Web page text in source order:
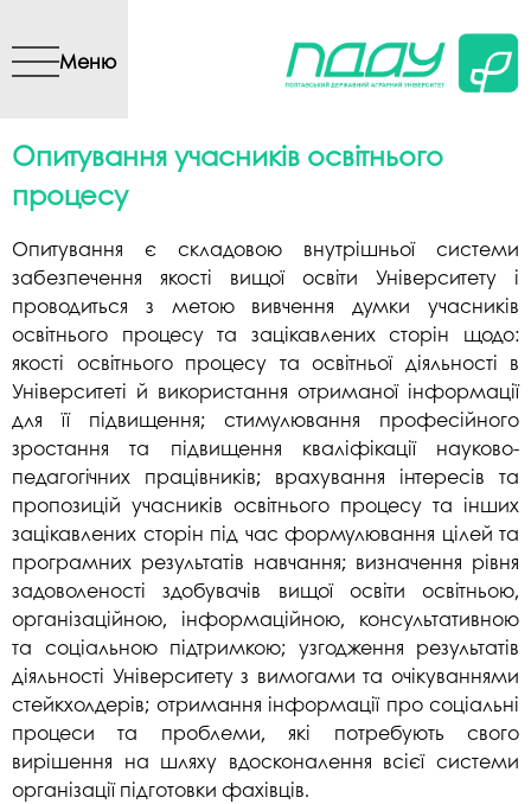
вмісту
Меню
Опитування учасників освітнього
процесу
Опитування є складовою внутрішньої системи
забезпечення якості вищої освіти Університету і
проводиться з метою вивчення думки учасників
освітнього процесу та зацікавлених сторін щодо:
якості освітнього процесу та освітньої діяльності в
Університеті й використання отриманої інформації
для її підвищення; стимулювання професійного
зростання та підвищення кваліфікації науково-
педагогічних працівників; врахування інтересів та
пропозицій учасників освітнього процесу та інших
зацікавлених сторін під час формулювання цілей та
програмних результатів навчання; визначення рівня
задоволеності здобувачів вищої освіти освітньою,
організаційною, інформаційною, консультативною
та соціальною підтримкою; узгодження результатів
діяльності Університету з вимогами та очікуваннями
стейкхолдерів; отримання інформації про соціальні
процеси та проблеми, які потребують свого
вирішення на шляху вдосконалення всієї системи
організації підготовки фахівців.